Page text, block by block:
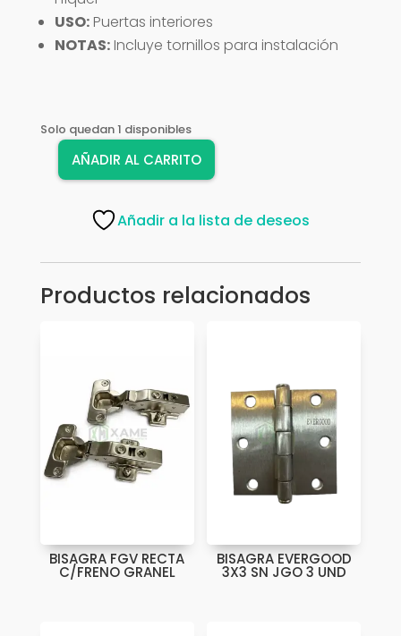
USO:Puertas interiores
NOTAS:Incluye tornillos para instalación
Solo quedan 1 disponibles
BISAGRAAÑADIR AL CARRITO
Añadir a la lista de deseos
Productos relacionados
BISAGRA FGV RECTA
C/FRENO GRANEL
BISAGRA EVERGOOD
3X3 SN JGO 3 UND